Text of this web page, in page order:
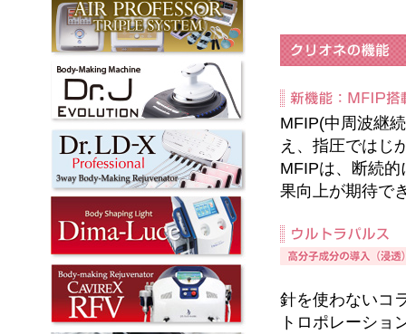
MFIP(中周波継
え、指圧ではじ
MFIPは、断続
果向上が期待で
針を使わないコ
トロポレーショ